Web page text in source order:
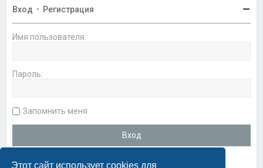
Этот сайт использует cookies для
Вход • Регистрация
Имя пользователя:
Пароль:
Запомнить меня